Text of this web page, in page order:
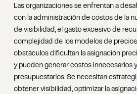
Las organizaciones se enfrentan a
con la administración de costos de la
de visibilidad, el gasto excesivo de
complejidad de los modelos de
obstáculos dificultan la asignación
y pueden generar costos innecesarios
presupuestarios. Se necesitan
obtener visibilidad, optimizar la